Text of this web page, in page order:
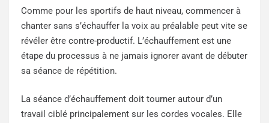
Comme pour les sportifs de haut niveau, commencer à
chanter sans s’échauffer la voix au préalable peut vite se
révéler être contre-productif. L’échauffement est une
étape du processus à ne jamais ignorer avant de débuter
sa séance de répétition.
La séance d’échauffement doit tourner autour d’un
travail ciblé principalement sur les cordes vocales. Elle